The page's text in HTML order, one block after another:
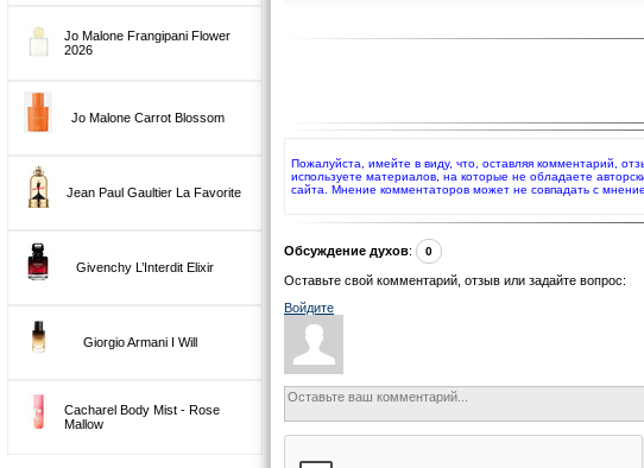
Jo Malone Frangipani Flower
2026
Jo Malone Carrot Blossom
Jean Paul Gaultier La Favorite
Givenchy L’Interdit Elixir
Giorgio Armani I Will
Cacharel Body Mist - Rose
Mallow
Пожалуйста, имейте в виду, что, оставляя комментарий,
используете материалов, на которые не обладаете
сайта. Мнение комментаторов может не совпадать с
Обсуждение духов: 0
Оставьте свой комментарий, отзыв или задайте вопрос:
Войдите